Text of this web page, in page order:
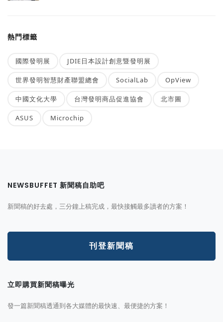
熱門標籤
國際發明展 JDIE日本設計創意暨發明展
世界發明智慧財產聯盟總會 SocialLab OpView
中國文化大學 台灣發明商品促進協會 北市圖
ASUS Microchip
NEWSBUFFET 新聞稿自助吧
新聞稿的好去處，三分鐘上稿完成，最快接觸最多讀者的方案！
刊登新聞稿
立即購買新聞稿曝光
發一篇新聞稿透通到各大媒體的最快速、最便捷的方案！